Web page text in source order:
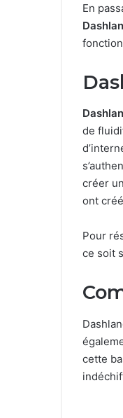
En
de
créer
ont
Pour
ce soit
cette